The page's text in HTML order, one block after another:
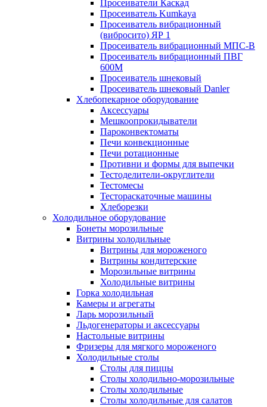
Просеиватели Каскад
Просеиватель Kumkaya
Просеиватель вибрационный
(вибросито) ЯР 1
Просеиватель вибрационный МПС-В
Просеиватель вибрационный ПВГ
600М
Просеиватель шнековый
Просеиватель шнековый Danler
Хлебопекарное оборудование
Аксессуары
Мешкоопрокидыватели
Пароконвектоматы
Печи конвекционные
Печи ротационные
Противни и формы для выпечки
Тестоделители-округлители
Тестомесы
Тестораскаточные машины
Хлеборезки
Холодильное оборудование
Бонеты морозильные
Витрины холодильные
Витрины для мороженого
Витрины кондитерские
Морозильные витрины
Холодильные витрины
Горка холодильная
Камеры и агрегаты
Ларь морозильный
Льдогенераторы и аксессуары
Настольные витрины
Фризеры для мягкого мороженого
Холодильные столы
Столы для пиццы
Столы холодильно-морозильные
Столы холодильные
Столы холодильные для салатов